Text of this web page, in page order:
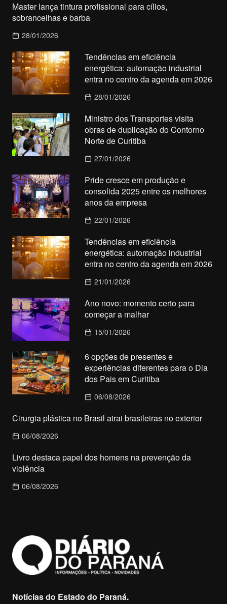
Master lança tintura profissional para cílios,
sobrancelhas e barba
28/01/2026
Tendências em eficiência
energética: automação industrial
entra no centro da agenda em 2026
28/01/2026
Ministro dos Transportes visita
obras de duplicação do Contorno
Norte de Curitiba
27/01/2026
Pride cresce em produção e
consolida 2025 entre os melhores
anos da empresa
22/01/2026
Tendências em eficiência
energética: automação industrial
entra no centro da agenda em 2026
21/01/2026
Ano novo: momento certo para
começar a malhar
15/01/2026
6 opções de presentes e
experiências diferentes para o Dia
dos Pais em Curitiba
06/08/2026
Cirurgia plástica no Brasil atrai brasileiras no exterior
06/08/2026
Livro destaca papel dos homens na prevenção da
violência
06/08/2026
Notícias do Estado do Paraná.